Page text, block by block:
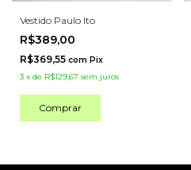
Vestido Paulo Ito
R$389,00
R$369,55 com Pix
3 x de R$129,67 sem juros
Comprar